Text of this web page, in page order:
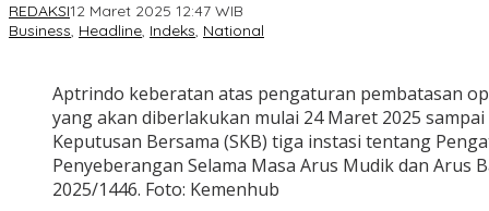
REDAKSI12 Maret 2025 12:47 WIB
Business, Headline, Indeks, National
Aptrindo keberatan atas pengaturan pembatasan
yang akan diberlakukan mulai 24 Maret 2025
Keputusan Bersama (SKB) tiga instasi tentang
Penyeberangan Selama Masa Arus Mudik dan Arus
2025/1446. Foto: Kemenhub